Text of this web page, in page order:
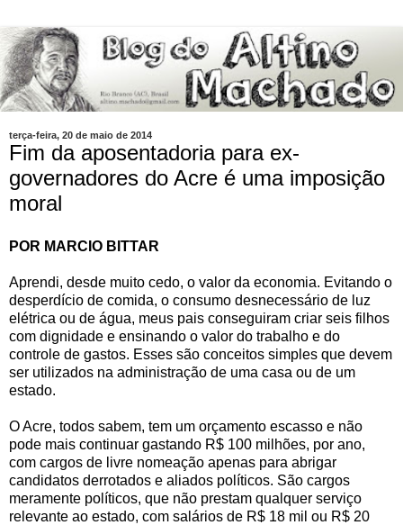
terça-feira, 20 de maio de 2014
Fim da aposentadoria para ex-
governadores do Acre é uma imposição
moral
POR MARCIO BITTAR
Aprendi, desde muito cedo, o valor da economia. Evitando o
desperdício de comida, o consumo desnecessário de luz
elétrica ou de água, meus pais conseguiram criar seis filhos
com dignidade e ensinando o valor do trabalho e do
controle de gastos. Esses são conceitos simples que devem
ser utilizados na administração de uma casa ou de um
estado.
O Acre, todos sabem, tem um orçamento escasso e não
pode mais continuar gastando R$ 100 milhões, por ano,
com cargos de livre nomeação apenas para abrigar
candidatos derrotados e aliados políticos. São cargos
meramente políticos, que não prestam qualquer serviço
relevante ao estado, com salários de R$ 18 mil ou R$ 20